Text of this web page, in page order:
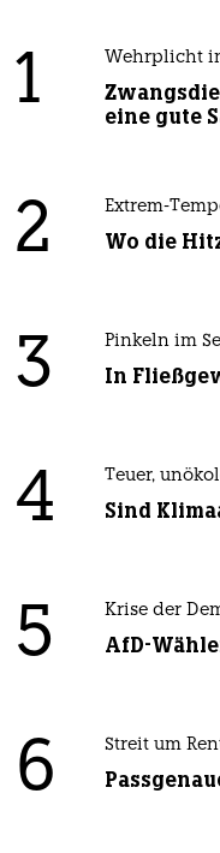
1 Wehrplicht
eine gute
2 Extrem-
Wo die
3 Pinkeln im
In
4 Teuer,
Sind
5 Krise der
AfD-
6 Streit um